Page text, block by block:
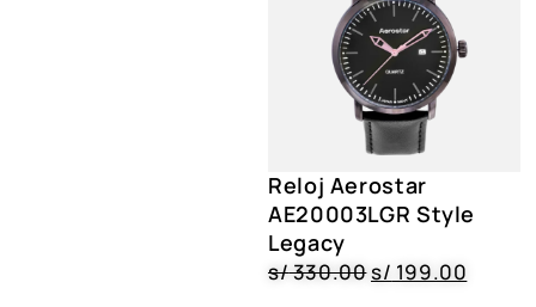
Reloj Aerostar
AE20003LGR Style
Legacy
s/330.00s/ 199.00